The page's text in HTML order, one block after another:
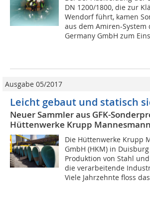
DN 1200/1800, die zur
Wendorf führt, kamen
aus dem Amiren-
Germany GmbH zum
Ausgabe 05/2017
Leicht gebaut und statisch
Neuer Sammler aus GFK-
Hüttenwerke Krupp Mannesmann
Die Hüttenwerke Krupp
GmbH (HKM) in
Produktion von Stahl
die verarbeitende
Viele Jahrzehnte floss